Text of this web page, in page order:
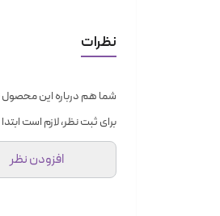
نظرات
شما هم درباره این محصول
برای ثبت نظر، لازم است
افزودن نظر